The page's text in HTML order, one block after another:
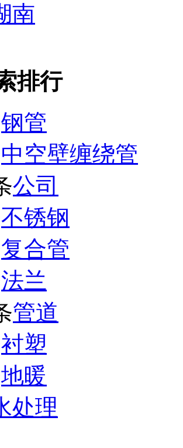
南
排行
钢管
中空壁缠绕管
公司
不锈钢
复合管
法兰
管道
衬塑
地暖
处理